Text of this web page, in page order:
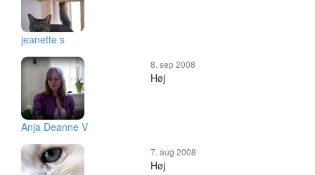
jeanette s
Anja Deanne V
8. sep 2008
Høj
7. aug 2008
Høj